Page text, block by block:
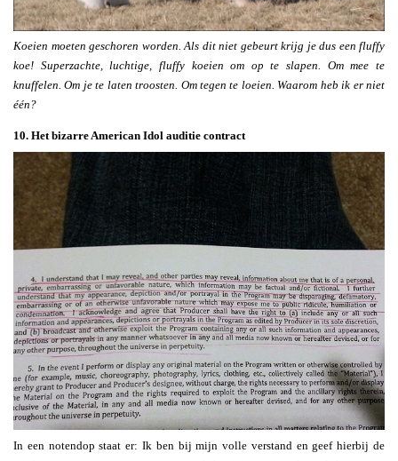
Koeien moeten geschoren worden. Als dit niet gebeurt krijg je dus een fluffy
koe! Superzachte, luchtige, fluffy koeien om op te slapen. Om mee te
knuffelen. Om je te laten troosten. Om tegen te loeien. Waarom heb ik er niet
één?
10. Het bizarre American Idol auditie contract
In een notendop staat er: Ik ben bij mijn volle verstand en geef hierbij de